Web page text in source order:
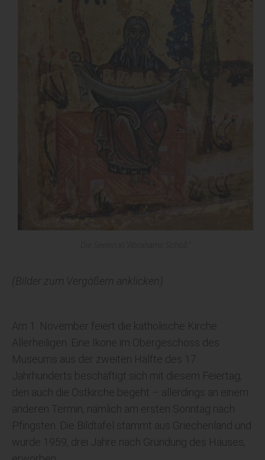
(Bilder zum Vergößern anklicken)
Am 1. November feiert die katholische Kirche
Allerheiligen. Eine Ikone im Obergeschoss des
Museums aus der zweiten Hälfte des 17.
Jahrhunderts beschäftigt sich mit diesem Feiertag,
den auch die Ostkirche begeht – allerdings an einem
anderen Termin, nämlich am ersten Sonntag nach
Pfingsten. Die Bildtafel stammt aus Griechenland und
wurde 1959, drei Jahre nach Gründung des Hauses,